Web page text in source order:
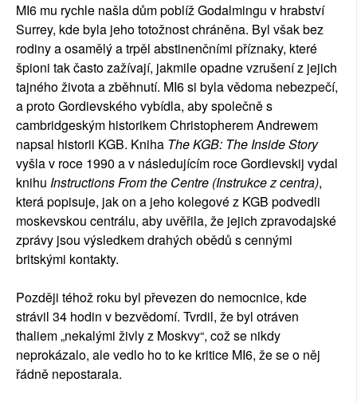
MI6 mu rychle našla dům poblíž Godalmingu v hrabství
Surrey, kde byla jeho totožnost chráněna. Byl však bez
rodiny a osamělý a trpěl abstinenčními příznaky, které
špioni tak často zažívají, jakmile opadne vzrušení z jejich
tajného života a zběhnutí. MI6 si byla vědoma nebezpečí,
a proto Gordievského vybídla, aby společně s
cambridgeským historikem Christopherem Andrewem
napsal historii KGB. Kniha The KGB: The Inside Story
vyšla v roce 1990 a v následujícím roce Gordievskij vydal
knihu Instructions From the Centre (Instrukce z centra),
která popisuje, jak on a jeho kolegové z KGB podvedli
moskevskou centrálu, aby uvěřila, že jejich zpravodajské
zprávy jsou výsledkem drahých obědů s cennými
britskými kontakty.
Později téhož roku byl převezen do nemocnice, kde
strávil 34 hodin v bezvědomí. Tvrdil, že byl otráven
thaliem „nekalými živly z Moskvy“, což se nikdy
neprokázalo, ale vedlo ho to ke kritice MI6, že se o něj
řádně nepostarala.